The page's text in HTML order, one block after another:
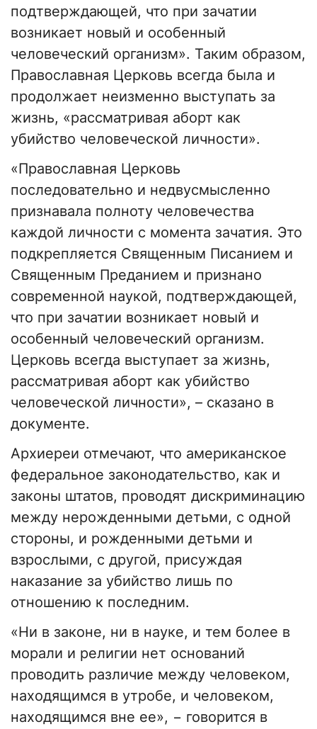
подтверждающей, что при зачатии
возникает новый и особенный
человеческий организм». Таким образом,
Православная Церковь всегда была и
продолжает неизменно выступать за
жизнь, «рассматривая аборт как
убийство человеческой личности».
«Православная Церковь
последовательно и недвусмысленно
признавала полноту человечества
каждой личности с момента зачатия. Это
подкрепляется Священным Писанием и
Священным Преданием и признано
современной наукой, подтверждающей,
что при зачатии возникает новый и
особенный человеческий организм.
Церковь всегда выступает за жизнь,
рассматривая аборт как убийство
человеческой личности», – сказано в
документе.
Архиереи отмечают, что американское
федеральное законодательство, как и
законы штатов, проводят дискриминацию
между нерожденными детьми, с одной
стороны, и рожденными детьми и
взрослыми, с другой, присуждая
наказание за убийство лишь по
отношению к последним.
«Ни в законе, ни в науке, и тем более в
морали и религии нет оснований
проводить различие между человеком,
находящимся в утробе, и человеком,
находящимся вне ее», − говорится в